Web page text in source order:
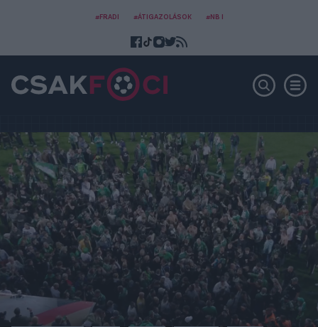
#FRADI #ÁTIGAZOLÁSOK #NB I